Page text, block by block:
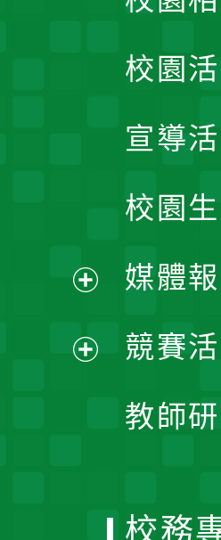
校園
宣導
校園
媒體
競賽
教師
開
校務